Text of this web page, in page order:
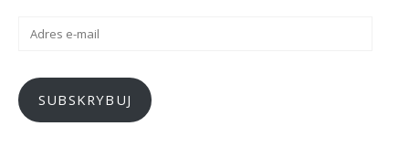
Adres
SUBSKRYBUJ